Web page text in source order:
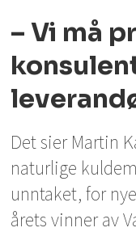
– Vi må
Det sier Martin
naturlige
unntaket, for
årets vinner av